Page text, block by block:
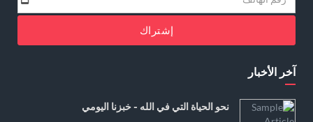
إشتراك
آخر الأخبار
نحو الحياة التي في الله - خبزنا اليومي